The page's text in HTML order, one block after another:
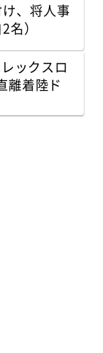
、将人事
名）
ックスロ
離着陸ド